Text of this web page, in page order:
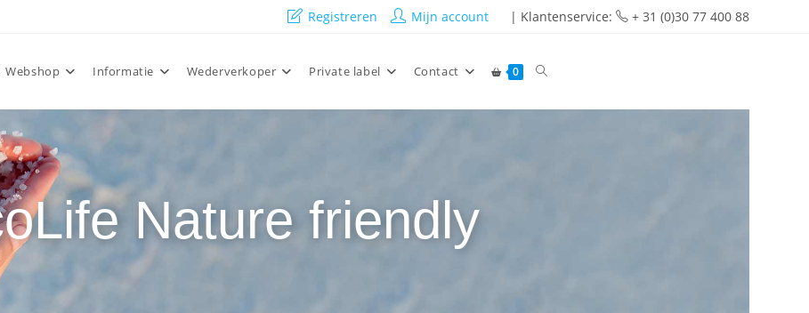
Registreren Mijn account | Klantenservice: + 31 (0)30 77 400 88
Webshop Informatie Wederverkoper Private label Contact 0
Nature friendly